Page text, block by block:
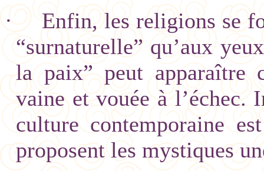
·
Enfin, les religions se
“surnaturelle” qu’aux
la paix” peut apparaître
vaine et vouée à l’échec.
culture contemporaine
proposent les mystiques